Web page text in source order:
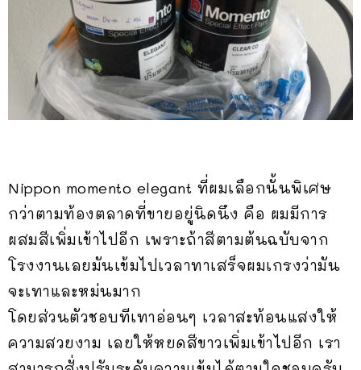
Nippon momento elegant ที่ผมเลือกนั้นพิเศษ
กว่าตามท้องตลาดที่ขายอยู่นิดนึง คือ ผมมีการ
ผสมสีเพิ่มเข้าไปอีก เพราะถ้าสีตามต้นฉบับจาก
โรงงานเลยมันเข้มไปเวลาทาเสร็จผมเกรงว่ามัน
จะเทาและหม่นมาก
โดยส่วนตัวชอบทีเทาอ่อนๆ เวลาสะท้อนแสงให้
ความสวยงาม เลยให้หยดสีขาวเพิ่มเข้าไปอีก เรา